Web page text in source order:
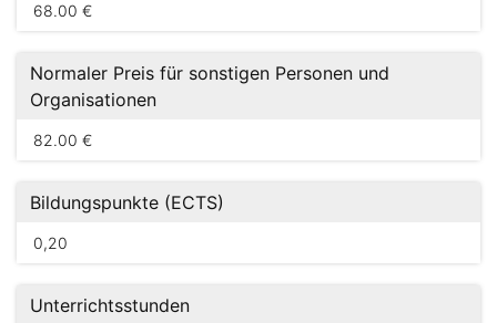
68.00 €
Normaler Preis für sonstigen Personen und
Organisationen
82.00 €
Bildungspunkte (ECTS)
0,20
Unterrichtsstunden